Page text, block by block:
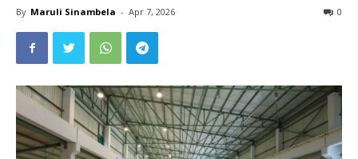
By Maruli Sinambela - Apr 7, 2026 0